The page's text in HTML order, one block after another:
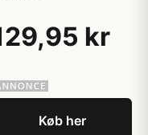
kr
Køb her